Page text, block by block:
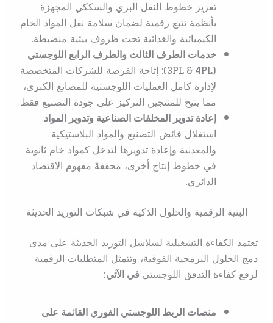
تعزيز خطوط النقل البري والسككي المجهزة
بأنظمة تتبع رقمية لضمان سلامة نقل المواد الخام
الكيميائية والغذائية تحت ظروف بيئية منضبطة.
خدمات الطرف الثالث والطرف الرابع اللوجستي
(3PL & 4PL)
: إتاحة الفرصة للشركات المتخصصة
لإدارة كامل العمليات اللوجستية للمصانع الكبرى،
مما يتيح للمنتجين التركيز على جودة التصنيع فقط.
إعادة تدوير المخلفات الصناعية وتدوير المواد:
استغلال فائض التصنيع والمواد البلاستيكية
والمعدنية وإعادة تدويرها لتدخل كمواد خام ثانوية
في خطوط إنتاج أخرى، محققةً مفهوم الاقتصاد
الدائري.
البنية الرقمية والحلول الذكية في شبكات التوريد الحديثة
تعتمد الكفاءة التشغيلية لسلاسل التوريد الحديثة على مدى
دمج الحلول البرمجية الفوقية، وتتمثل المتطلبات الرقمية
لرفع كفاءة التدفق اللوجستيفي الآتي:
منصات الربط اللوجستي الفوري القائمة على